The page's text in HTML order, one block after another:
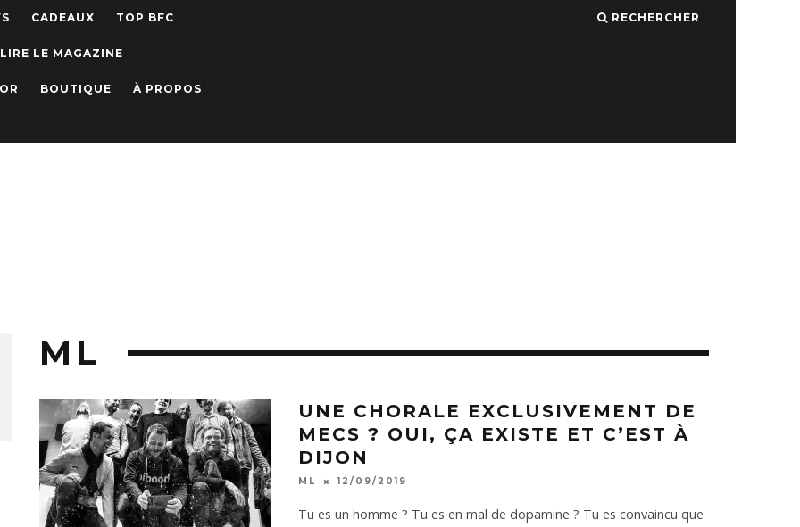
CADEAUX TOP BFC
LIRE LE MAGAZINE
BOUTIQUE À PROPOS
RECHERCHER
ML
UNE CHORALE EXCLUSIVEMENT DE
MECS ? OUI, ÇA EXISTE ET C’EST À
DIJON
ML 12/09/2019
Tu es un homme ? Tu es en mal de dopamine ? Tu es convaincu que